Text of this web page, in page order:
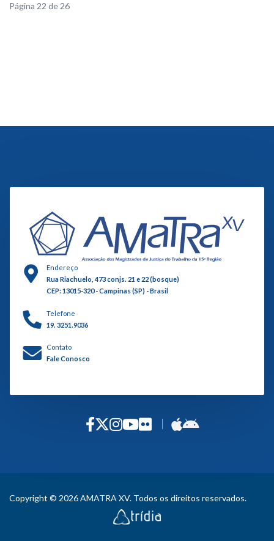
Página 22 de 26
Endereço
Rua Riachuelo, 473 conjs. 21 e 22 (bosque)
CEP: 13015-320 - Campinas (SP) - Brasil
Telefone
19. 3251.9036
Contato
Fale Conosco
Copyright © 2026 AMATRA XV. Todos os direitos reservados.